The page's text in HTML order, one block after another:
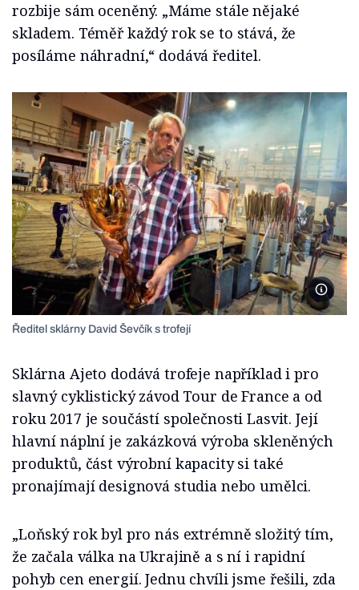
rozbije sám oceněný. „Máme stále nějaké
skladem. Téměř každý rok se to stává, že
posíláme náhradní,“ dodává ředitel.
Foto
Ředitel sklárny David Ševčík s trofejí
Sklárna Ajeto dodává trofeje například i pro
slavný cyklistický závod Tour de France a od
roku 2017 je součástí společnosti Lasvit. Její
hlavní náplní je zakázková výroba skleněných
produktů, část výrobní kapacity si také
pronajímají designová studia nebo umělci.
„Loňský rok byl pro nás extrémně složitý tím,
že začala válka na Ukrajině a s ní i rapidní
pohyb cen energií. Jednu chvíli jsme řešili, zda